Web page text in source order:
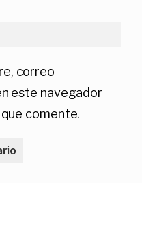
correo
este navegador
comente.